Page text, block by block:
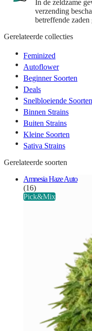
In de zeldzame
verzending
betreffende zaden
Gerelateerde collecties
Feminized
Autoflower
Beginner Soorten
Deals
Snelbloeiende Soorten
Binnen Strains
Buiten Strains
Kleine Soorten
Sativa Strains
Gerelateerde soorten
Amnesia Haze Auto
(16)
Pick&Mix